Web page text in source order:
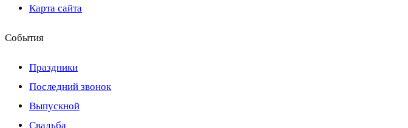
Карта сайта
События
Праздники
Последний звонок
Выпускной
Свадьба